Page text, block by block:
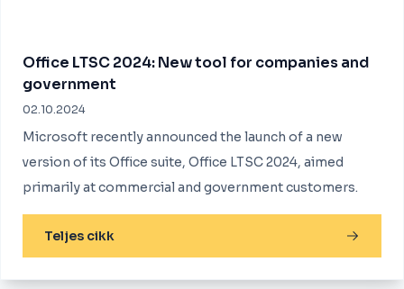
Office LTSC 2024: New tool for companies and
government
02.10.2024
Microsoft recently announced the launch of a new
version of its Office suite, Office LTSC 2024, aimed
primarily at commercial and government customers.
Teljes cikk